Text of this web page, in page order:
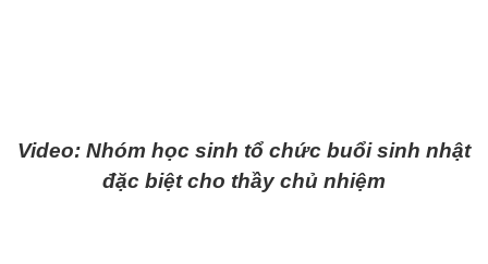
Video: Nhóm học sinh tổ chức buổi sinh nhật
đặc biệt cho thầy chủ nhiệm